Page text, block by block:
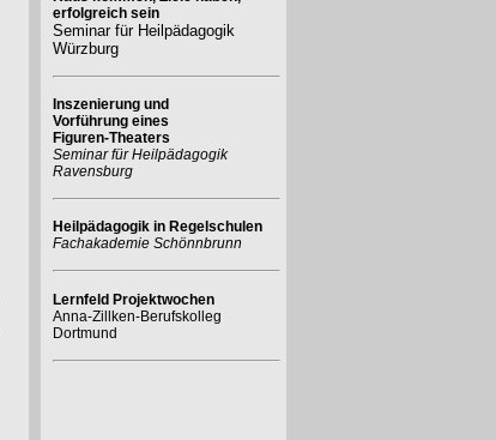
erfolgreich sein
Seminar für Heilpädagogik
Würzburg
Inszenierung und
Vorführung eines
Figuren-Theaters
Seminar für Heilpädagogik
Ravensburg
Heilpädagogik in Regelschulen
Fachakademie Schönnbrunn
Lernfeld Projektwochen
Anna-Zillken-Berufskolleg
Dortmund